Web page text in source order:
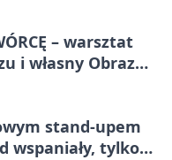
– warsztat
i własny Obraz
stand-upem
wspaniały, tylko